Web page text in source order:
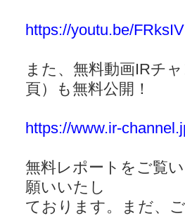
https://youtu.be/
また、無料動画IRチ
頁）も無料公開！
https://www.ir-
無料レポートをご覧
願いいたし
ております。まだ、